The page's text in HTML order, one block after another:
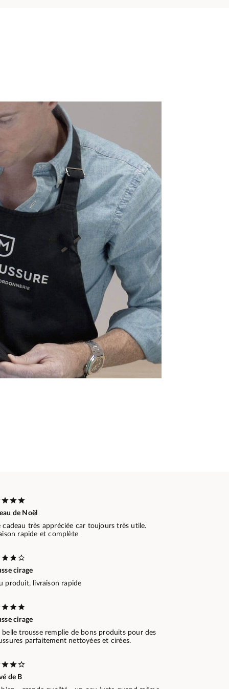
de Noël
cadeau très appréciée car toujours très utile.
rapide et complète
cirage
produit, livraison rapide
cirage
belle trousse remplie de bons produits pour des
parfaitement nettoyées et cirées.
de B